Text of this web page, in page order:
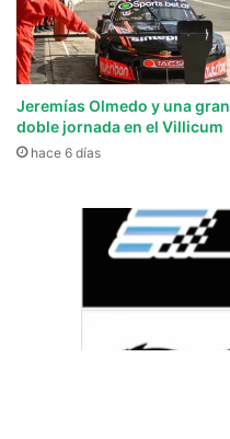
Jeremías Olmedo y una gran
doble jornada en el Villicum
hace 6 días